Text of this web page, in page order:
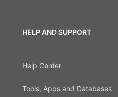
HELP AND SUPPORT
Help Center
Tools, Apps and Databases